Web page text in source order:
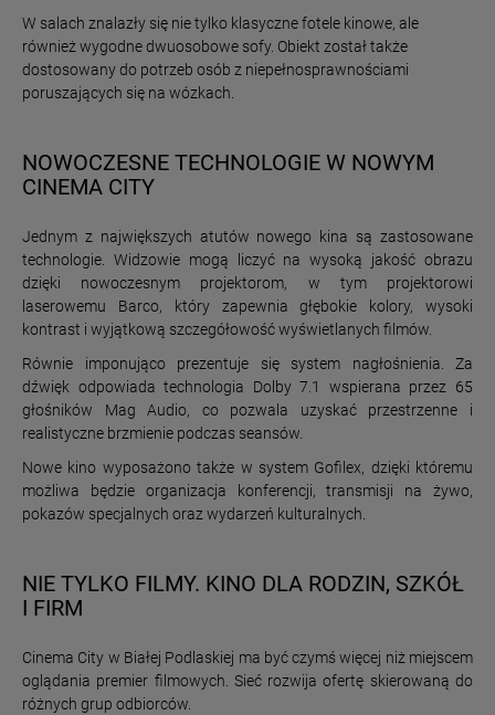
W salach znalazły się nie tylko klasyczne fotele kinowe, ale
również wygodne dwuosobowe sofy. Obiekt został także
dostosowany do potrzeb osób z niepełnosprawnościami
poruszających się na wózkach.
NOWOCZESNE TECHNOLOGIE W NOWYM
CINEMA CITY
Jednym z największych atutów nowego kina są zastosowane
technologie. Widzowie mogą liczyć na wysoką jakość obrazu
dzięki nowoczesnym projektorom, w tym projektorowi
laserowemu Barco, który zapewnia głębokie kolory, wysoki
kontrast i wyjątkową szczegółowość wyświetlanych filmów.
Równie imponująco prezentuje się system nagłośnienia. Za
dźwięk odpowiada technologia Dolby 7.1 wspierana przez 65
głośników Mag Audio, co pozwala uzyskać przestrzenne i
realistyczne brzmienie podczas seansów.
Nowe kino wyposażono także w system Gofilex, dzięki któremu
możliwa będzie organizacja konferencji, transmisji na żywo,
pokazów specjalnych oraz wydarzeń kulturalnych.
NIE TYLKO FILMY. KINO DLA RODZIN, SZKÓŁ
I FIRM
Cinema City w Białej Podlaskiej ma być czymś więcej niż miejscem
oglądania premier filmowych. Sieć rozwija ofertę skierowaną do
różnych grup odbiorców.